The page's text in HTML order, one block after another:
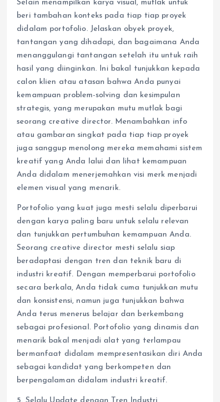
Selain menampilkan karya visual, mutlak untuk
beri tambahan konteks pada tiap tiap proyek
didalam portofolio. Jelaskan obyek proyek,
tantangan yang dihadapi, dan bagaimana Anda
menanggulangi tantangan setelah itu untuk raih
hasil yang diinginkan. Ini bakal tunjukkan kepada
calon klien atau atasan bahwa Anda punyai
kemampuan problem-solving dan kesimpulan
strategis, yang merupakan mutu mutlak bagi
seorang creative director. Menambahkan info
atau gambaran singkat pada tiap tiap proyek
juga sanggup menolong mereka memahami sistem
kreatif yang Anda lalui dan lihat kemampuan
Anda didalam menerjemahkan visi merk menjadi
elemen visual yang menarik.
Portofolio yang kuat juga mesti selalu diperbarui
dengan karya paling baru untuk selalu relevan
dan tunjukkan pertumbuhan kemampuan Anda.
Seorang creative director mesti selalu siap
beradaptasi dengan tren dan teknik baru di
industri kreatif. Dengan memperbarui portofolio
secara berkala, Anda tidak cuma tunjukkan mutu
dan konsistensi, namun juga tunjukkan bahwa
Anda terus menerus belajar dan berkembang
sebagai profesional. Portofolio yang dinamis dan
menarik bakal menjadi alat yang terlampau
bermanfaat didalam mempresentasikan diri Anda
sebagai kandidat yang berkompeten dan
berpengalaman didalam industri kreatif.